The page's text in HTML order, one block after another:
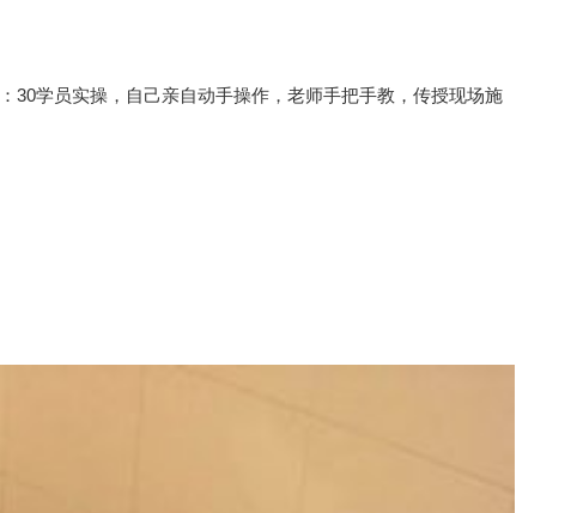
30学员实操，自己亲自动手操作，老师手把手教，传授现场施